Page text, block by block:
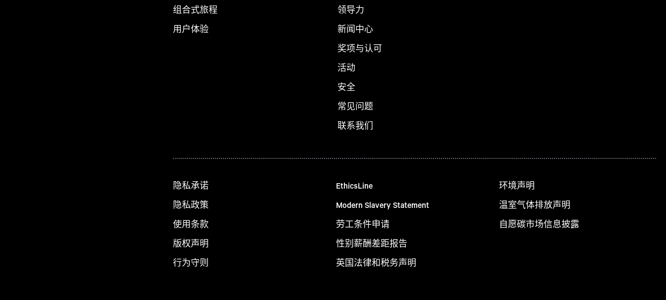
组合式旅程
用户体验
领导力
新闻中心
奖项与认可
活动
安全
常见问题
联系我们
隐私承诺
隐私政策
使用条款
版权声明
行为守则
EthicsLine
Modern Slavery Statement
劳工条件申请
性别薪酬差距报告
英国法律和税务声明
环境声明
温室气体排放声明
自愿碳市场信息披露